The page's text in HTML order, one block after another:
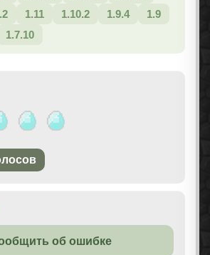
1.11 1.10.2 1.9.4
1.9
1.7.10
об ошибке